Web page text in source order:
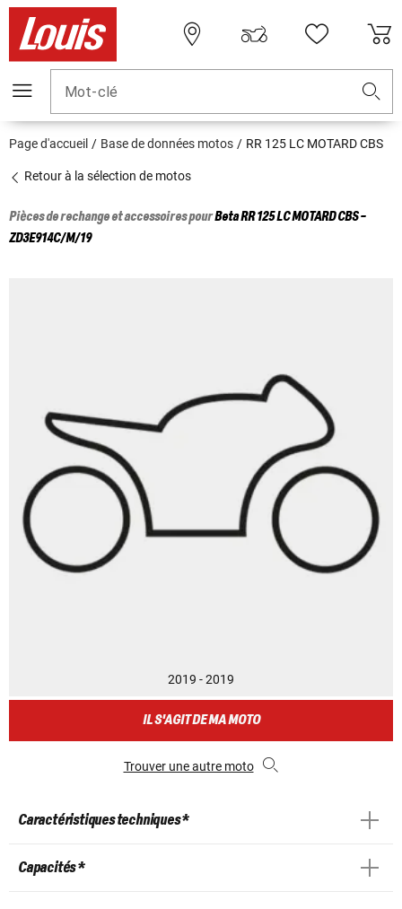
Mot-clé
Page d'accueil Base de données motos RR 125 LC MOTARD CBS
Retour à la sélection de motos
Pièces de rechange et accessoires pourBetaRR 125 LC MOTARD CBS -
ZD3E914C/M/19
2019 - 2019
IL S'AGIT DE MA MOTO
Trouver une autre moto
Caractéristiques techniques *
Capacités *